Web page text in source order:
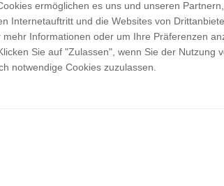
ermöglichen es uns und unseren
Internetauftritt und die Websites von
Informationen oder um Ihre Präferenzen
Sie auf "Zulassen", wenn Sie der Nutzung
notwendige Cookies zuzulassen.